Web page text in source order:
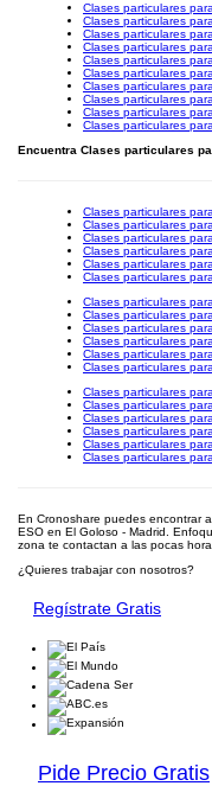
Clases particulares
Clases particulares
Clases particulares
Clases particulares
Clases particulares
Clases particulares
Clases particulares
Clases particulares
Clases particulares
Clases particulares
Encuentra Clases particulares
Clases particulares
Clases particulares
Clases particulares
Clases particulares
Clases particulares
Clases particulares
Clases particulares
Clases particulares
Clases particulares
Clases particulares
Clases particulares
Clases particulares
Clases particulares
Clases particulares
Clases particulares
Clases particulares
Clases particulares
Clases particulares
En Cronoshare puedes encontrar
ESO en El Goloso - Madrid.
zona te contactan a las pocas
¿Quieres trabajar con nosotros?
Regístrate Gratis
Pide Precio Gratis